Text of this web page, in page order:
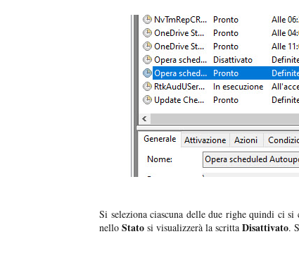
Si seleziona ciascuna delle due righe quindi ci
nello Stato si visualizzerà la scritta Disattivato.